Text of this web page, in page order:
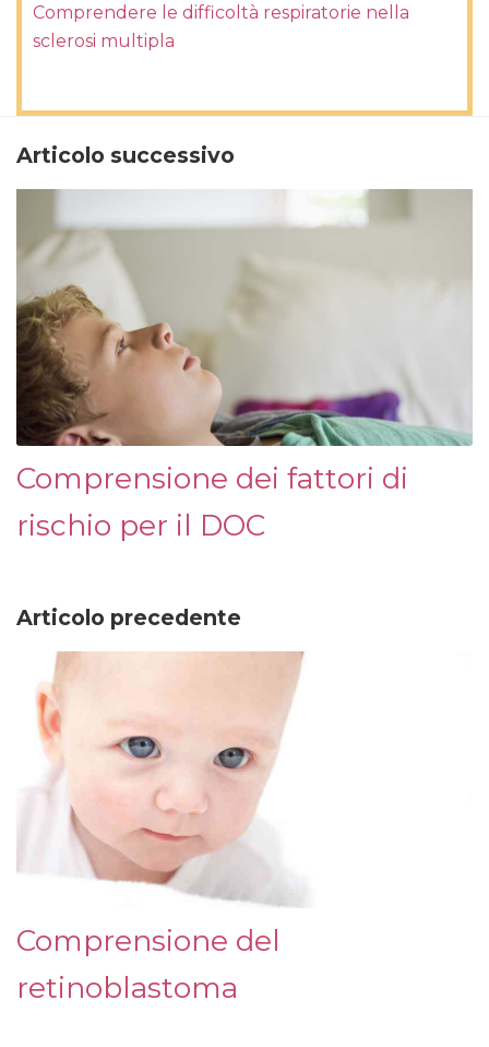
Comprendere le difficoltà respiratorie nella
sclerosi multipla
Articolo successivo
Comprensione dei fattori di
rischio per il DOC
Articolo precedente
Comprensione del
retinoblastoma